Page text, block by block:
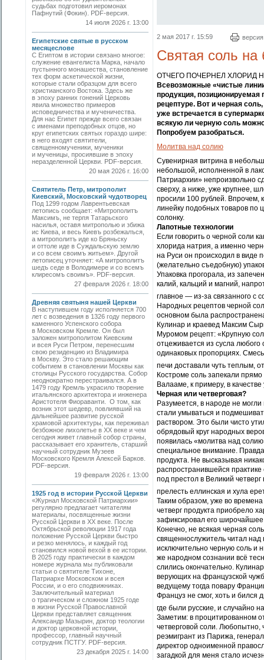
судьбах подготовил иеромонах
Пафнутий (Фокин). PDF-версия.
14 июля 2026 г. 13:00
Египетские святые в русском
месяцеслове
С Египтом в истории связано многое:
служение евангелиста Марка, начало
пустынного монашества, становление
тех форм аскетической жизни,
которые стали образцом для всего
христианского Востока. Здесь же
в эпоху ранних гонений Церковь
явила множество примеров
исповедничества и мученичества.
Для нас Египет прежде всего связан
с именами преподобных отцов, но
круг египетских святых гораздо шире:
в него входят святители,
священномученики, мученики
и мученицы, просиявшие в эпоху
неразделенной Церкви. PDF-версия.
20 мая 2026 г. 16:00
Святитель Петр, митрополит
Киевский, Московский чудотворец
Под 1299 годом Лаврентьевская
летопись сообщает: «Митрополитъ
Максимъ, не терпя Татарьского
насилья, оставя митрополью и збижа
ис Киева, и весь Киевъ розбежалъся,
а митрополитъ иде ко Бряньску
и оттоле иде в Суждальскую землю
и со всем своимъ житьем». Другой
летописец уточняет: «А митрополитъ
шедъ седе в Володимере и со всемъ
клиресомъ своимъ». PDF-версия.
27 февраля 2026 г. 18:00
Древняя святыня нашей Церкви
В наступившем году исполняется 700
лет с возведения в 1326 году первого
каменного Успенского собора
в Московском Кремле. Он был
заложен митрополитом Киевским
и всея Руси Петром, перенесшим
свою резиденцию из Владимира
в Москву. Это стало решающим
событием в становлении Москвы как
столицы Русского государства. Собор
неоднократно перестраивался. А в
1479 году Кремль украсило творение
итальянского архитектора и инженера
Аристотеля Фиораванти. О том, как
возник этот шедевр, повлиявший на
дальнейшее развитие русской
храмовой архитектуры, как переживал
безбожное лихолетье в ХХ веке и чем
сегодня живет главный собор страны,
рассказывает его хранитель, старший
научный сотрудник Музеев
Московского Кремля Алексей Барков.
PDF-версия.
19 февраля 2026 г. 13:00
1925 год в истории Русской Церкви
«Журнал Московской Патриархии»
регулярно предлагает читателям
материалы, посвященные жизни
Русской Церкви в ХХ веке. После
Октябрьской революции 1917 года
положение Русской Церкви быстро
и резко менялось, и каждый год
становился новой вехой в ее истории.
В 2025 году практически в каждом
номере журнала мы публиковали
статьи о святителе Тихоне,
Патриархе Московском и всея
России, и о его сподвижниках.
Заключительный материал
о трагическом и сложном 1925 годе
в жизни Русской Православной
Церкви представляет священник
Александр Мазырин, доктор теологии
и доктор церковной истории,
профессор, главный научный
сотрудник ПСТГУ. PDF-версия.
23 декабря 2025 г. 14:00
2 мая 2017 г. 15:59
Святая соль на
ОТЧЕГО ПОЧЕРНЕЛ ХЛОРИД
Всевозможные «чистые
продукция, позиционируемая
рецептуре. Вот и черная
уже встречается в
всякую ли черную соль можно
Попробуем разобраться.
Молитва над солию
Сувенирная витрина в
небольшой, исполненной в
Патриархии» непроизвольно
сверху, а ниже, уже крупнее,
просили 100 рублей. Впрочем,
линейку подобных товаров по
солонку.
Лапотные технологии
Если говорить о черной соли
хлорида натрия, а именно
на Руси он происходил в виде
(желательно съедобную)
Упаковка прогорала, из
калий, кальций и магний,
главное — из-за связанного с
Народных рецептов черной
основном была
Кулинар и краевед Максим
Муромом рецепт: «Крупную
отцеживается из сусла любого
одинаковых пропорциях. Смесь
печи доставали чуть теплым,
Костроме соль запекали
Валааме, к примеру, в
Черная или четверговая?
Разумеется, в народе не
стали умываться и
раствором. Это были чисто
обрядовый круг народных
появилась «молитва над
специальное внимание.
продукта. Не высказывая
распространившейся
под престол в Великий
прелесть еллинская и хула
Таким образом, уже во
четверг продукта приобрело
зафиксировал его широчайшее
Конечно, не всякая черная
священнослужитель читал
исключительно черную соль и
же народном сознании всё
слились окончательно.
верующих на французской
ведущему тогда повару
Француз не смог, хоть и бился
где были русские, и случайно
Заметим: в процитированном
четверговой соли. Любопытно,
реэмигрант из Парижа,
директор одноименной
загадкой для меня стало